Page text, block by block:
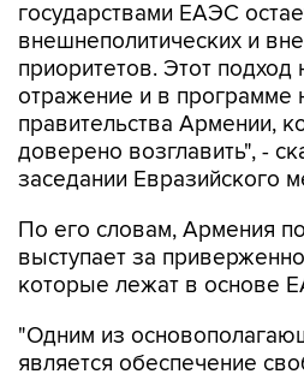
государствами ЕАЭС
внешнеполитических и
приоритетов. Этот подход
отражение и в программе
правительства Армении,
доверено возглавить", -
заседании Евразийского
По его словам, Армения
выступает за
которые лежат в основе
"Одним из
является обеспечение